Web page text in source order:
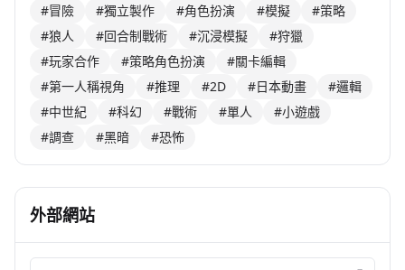
#冒險 #獨立製作 #角色扮演 #模擬
#策略
#狼人
#回合制戰術 #沉浸模擬
#狩獵
#玩家合作
#策略角色扮演
#關卡編輯
#第一人稱視角
#推理 #2D #日本動畫
#邏輯
#中世紀
#科幻 #戰術 #單人
#小遊戲
#調查
#黑暗 #恐怖
外部網站